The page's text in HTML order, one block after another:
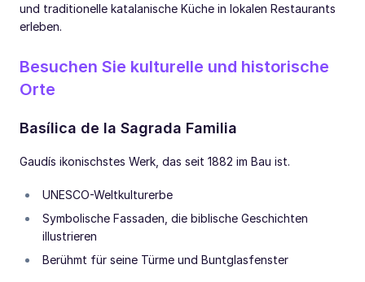
und traditionelle katalanische Küche in lokalen Restaurants
erleben.
Besuchen Sie kulturelle und historische
Orte
Basílica de la Sagrada Familia
Gaudís ikonischstes Werk, das seit 1882 im Bau ist.
UNESCO-Weltkulturerbe
Symbolische Fassaden, die biblische Geschichten
illustrieren
Berühmt für seine Türme und Buntglasfenster